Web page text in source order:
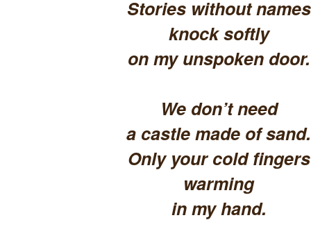
Stories without names
knock softly
on my unspoken door.
We don’t need
a castle made of sand.
Only your cold fingers
warming
in my hand.